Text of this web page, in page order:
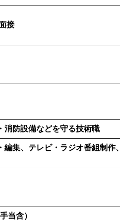
接
消防設備などを守る技術職
集、テレビ・ラジオ番組制作、
当含）